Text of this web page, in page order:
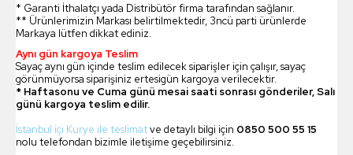
* Garanti İthalatçı yada Distribütör firma tarafından sağlanır.
** Ürünlerimizin Markası belirtilmektedir, 3ncü parti ürünlerde
Markaya lütfen dikkat ediniz.
Aynı gün kargoya Teslim
Sayaç aynı gün içinde teslim edilecek siparişler için çalışır, sayaç
görünmüyorsa siparişiniz ertesigün kargoya verilecektir.
* Haftasonu ve Cuma günü mesai saati sonrası gönderiler, Salı
günü kargoya teslim edilir.
İstanbul içi Kurye ile teslimatve detaylı bilgi için 0850 500 55 15
nolu telefondan bizimle iletişime geçebilirsiniz.